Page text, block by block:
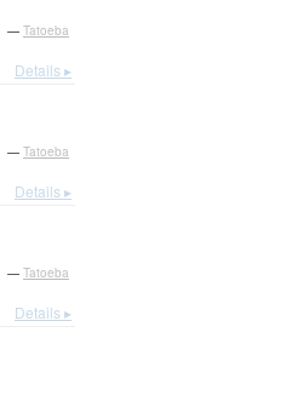
— Tatoeba
Details ▸
— Tatoeba
Details ▸
— Tatoeba
Details ▸